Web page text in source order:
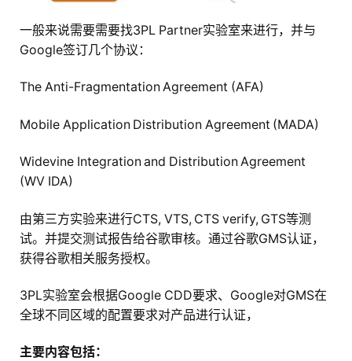
一般来说需要需要找3PL Partner实验室来进行，并与
Google签订几个协议：
The Anti-Fragmentation Agreement (AFA)
Mobile Application Distribution Agreement (MADA)
Widevine Integration and Distribution Agreement
(WV IDA)
由第三方实验来进行CTS, VTS, CTS verify, GTS等测
试。并提交测试报告给谷歌审核。通过谷歌GMS认证，
获得谷歌相关服务授权。
3PL实验室会根据Google CDD要求、Google对GMS在
全球不同区域的配置要求对产品进行认证，
主要内容包括：